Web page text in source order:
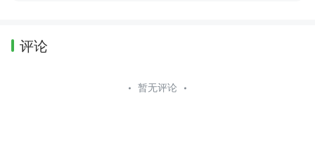
评论
暂无评论